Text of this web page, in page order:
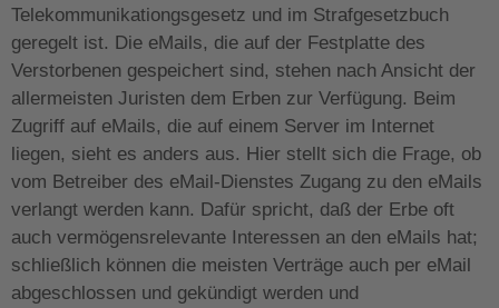
Telekommunikationgsgesetz und im Strafgesetzbuch
geregelt ist. Die eMails, die auf der Festplatte des
Verstorbenen gespeichert sind, stehen nach Ansicht der
allermeisten Juristen dem Erben zur Verfügung. Beim
Zugriff auf eMails, die auf einem Server im Internet
liegen, sieht es anders aus. Hier stellt sich die Frage, ob
vom Betreiber des eMail-Dienstes Zugang zu den eMails
verlangt werden kann. Dafür spricht, daß der Erbe oft
auch vermögensrelevante Interessen an den eMails hat;
schließlich können die meisten Verträge auch per eMail
abgeschlossen und gekündigt werden und